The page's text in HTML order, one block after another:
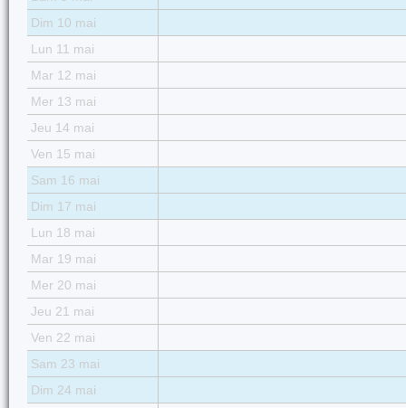
Dim 10 mai
Lun 11 mai
Mar 12 mai
Mer 13 mai
Jeu 14 mai
Ven 15 mai
Sam 16 mai
Dim 17 mai
Lun 18 mai
Mar 19 mai
Mer 20 mai
Jeu 21 mai
Ven 22 mai
Sam 23 mai
Dim 24 mai